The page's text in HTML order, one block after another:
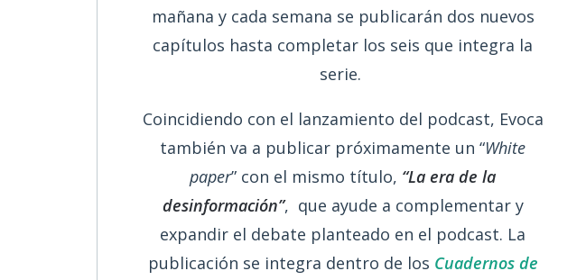
mañana y cada semana se publicarán dos nuevos
capítulos hasta completar los seis que integra la
serie.
Coincidiendo con el lanzamiento del podcast, Evoca
también va a publicar próximamente un “White
paper” con el mismo título, “La era de la
desinformación”, que ayude a complementar y
expandir el debate planteado en el podcast. La
publicación se integra dentro de los Cuadernos de